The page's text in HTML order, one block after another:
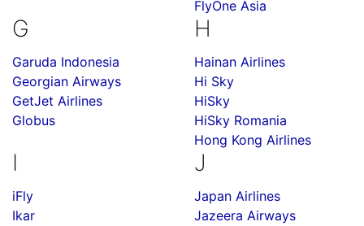
FlyOne Asia
G
Garuda Indonesia
Georgian Airways
GetJet Airlines
Globus
H
Hainan Airlines
Hi Sky
HiSky
HiSky Romania
Hong Kong Airlines
I
iFly
Ikar
J
Japan Airlines
Jazeera Airways